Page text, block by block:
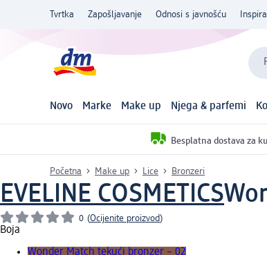
Tvrtka Zapošljavanje Odnosi s javnošću
Novo Marke Make up Njega & parfemi
Besplatna dostava za
Početna Make up Lice Bronzeri
EVELINE COSMETICS
0 (Ocijenite proizvod)
Boja
Wonder Match tekući bronzer – 02